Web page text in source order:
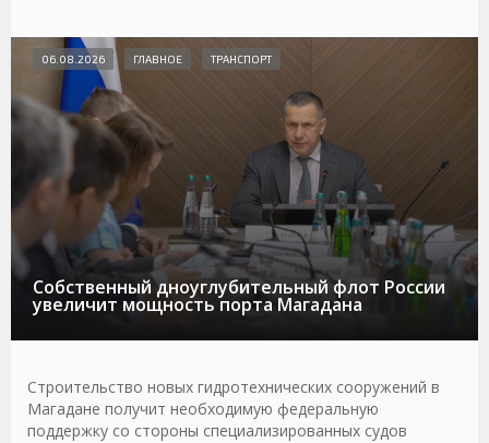
Собственный дноуглубительный флот России
увеличит мощность порта Магадана
06.08.2026 ГЛАВНОЕ ТРАНСПОРТ
Строительство новых гидротехнических сооружений в
Магадане получит необходимую федеральную
поддержку со стороны специализированных судов